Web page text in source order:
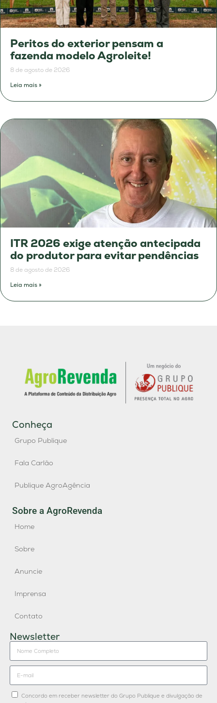
Peritos do exterior pensam a
fazenda modelo Agroleite!
8 de agosto de 2026
Leia mais »
ITR 2026 exige atenção antecipada
do produtor para evitar pendências
8 de agosto de 2026
Leia mais »
Conheça
Grupo Publique
Fala Carlão
Publique AgroAgência
Sobre a AgroRevenda
Home
Sobre
Anuncie
Imprensa
Contato
Newsletter
Concordo em receber newsletter do Grupo Publique e divulgação de